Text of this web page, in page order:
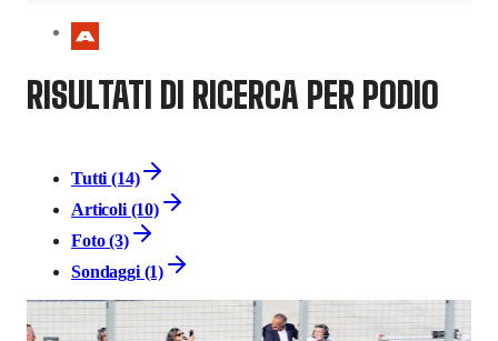
RISULTATI DI RICERCA PER PODIO
Tutti (14)
Articoli (10)
Foto (3)
Sondaggi (1)